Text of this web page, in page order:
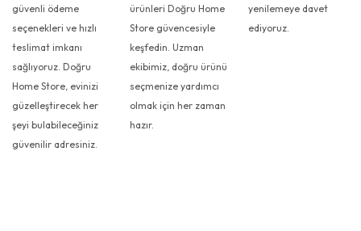
güvenli ödeme
seçenekleri ve hızlı
teslimat imkanı
sağlıyoruz. Doğru
Home Store, evinizi
güzelleştirecek her
şeyi bulabileceğiniz
güvenilir adresiniz.
ürünleri Doğru Home
Store güvencesiyle
keşfedin. Uzman
ekibimiz, doğru ürünü
seçmenize yardımcı
olmak için her zaman
hazır.
yenilemeye davet
ediyoruz.